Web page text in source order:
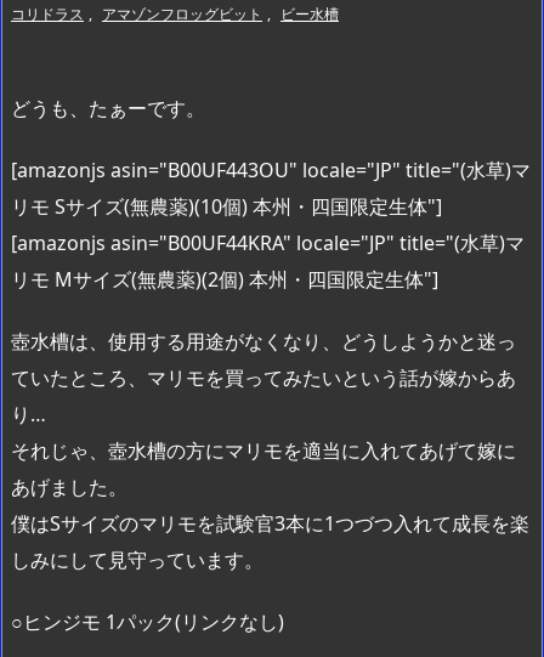
コリドラス , アマゾンフロッグビット , ビー水槽
どうも、たぁーです。
[amazonjs asin="B00UF443OU" locale="JP" title="(水草)マ
リモ Sサイズ(無農薬)(10個) 本州・四国限定生体"]
[amazonjs asin="B00UF44KRA" locale="JP" title="(水草)マ
リモ Mサイズ(無農薬)(2個) 本州・四国限定生体"]
壺水槽は、使用する用途がなくなり、どうしようかと迷っ
ていたところ、マリモを買ってみたいという話が嫁からあ
り…
それじゃ、壺水槽の方にマリモを適当に入れてあげて嫁に
あげました。
僕はSサイズのマリモを試験官3本に1つづつ入れて成長を楽
しみにして見守っています。
○ヒンジモ 1パック(リンクなし)